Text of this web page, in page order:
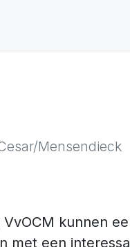
Mensendieck
kunnen
met een